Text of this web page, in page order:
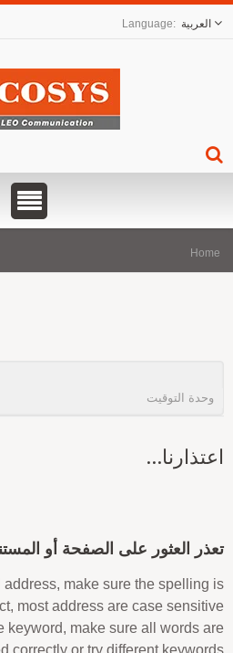
العربية
Home
العثور على الصفحة أو
address, make sure the spelling
most address are case
keyword, make sure all words
correctly or try different